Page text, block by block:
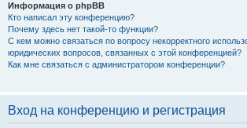
Информация о phpBB
Кто написал эту конференцию?
Почему здесь нет такой-то функции?
С кем можно связаться по вопросу некорректного
юридических вопросов, связанных с этой конференцией?
Как мне связаться с администратором конференции?
Вход на конференцию и регистрация